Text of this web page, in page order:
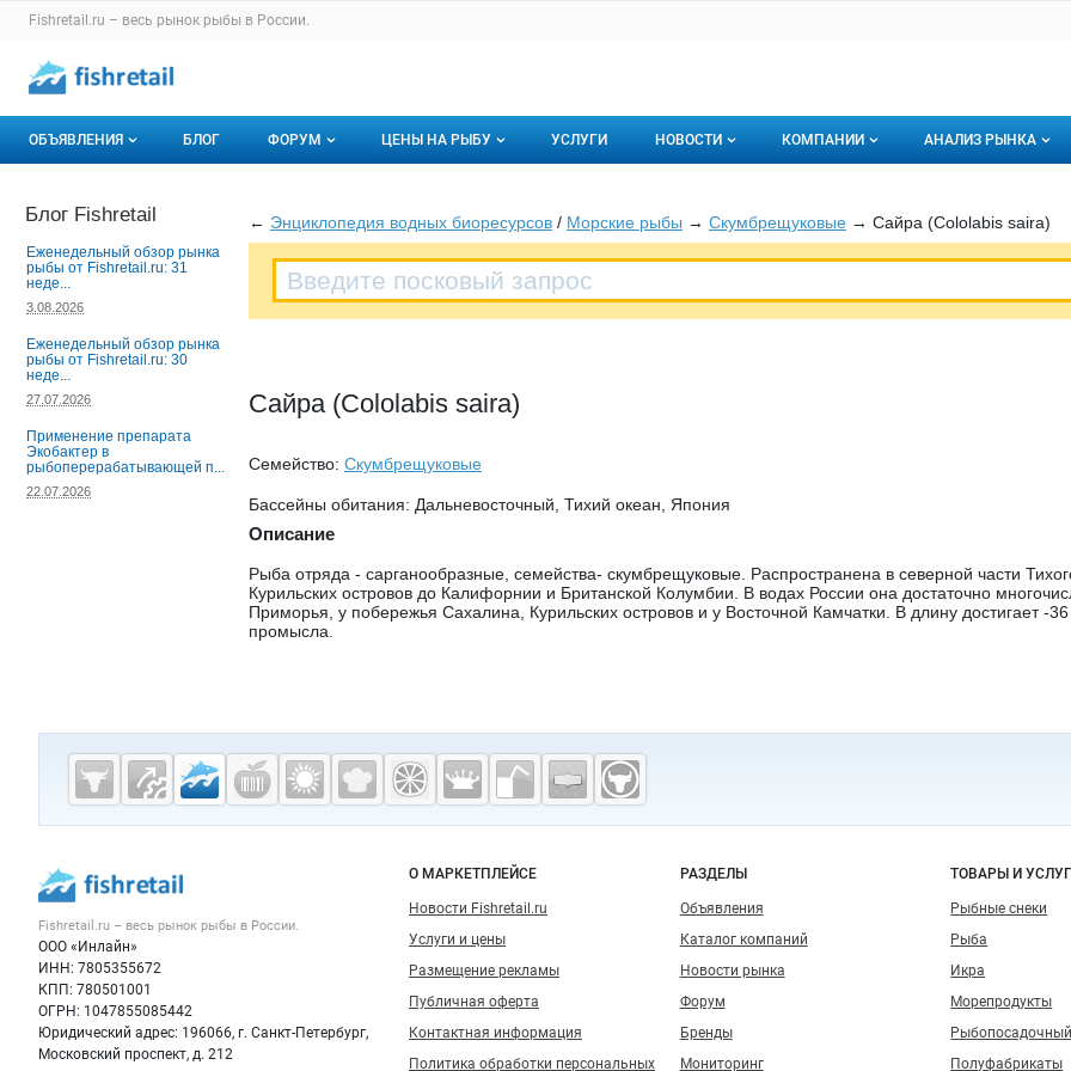
Раздел навигации по сайту fishretail.ru
Fishretail.ru – весь рынок рыбы в России.
Авторизация и меню пользователя
Навигация по разделам сайта fishretail.ru
ОБЪЯВЛЕНИЯ
Горячее предложение
Мои объявления
БЛОГ ФОРУМ
Избранные
С моим участием
ЦЕНЫ НА РЫБУ
Актуальные мониторинги
Динамика цен
УСЛУГИ НОВОСТИ КОМПАНИИ
О каталоге компаний
АНАЛИЗ РЫНКА
Подписаться на
← Энциклопедия водных биоресурсов / Морские рыбы → Скумбрещуковые → Сайра (Cololabis saira)
Сайра (Cololabis saira)
Семейство: Скумбрещуковые
Бассейны обитания: Дальневосточный, Тихий океан, Япония
Описание
Рыба отряда - сарганообразные, семейства- скумбрещуковые. Распространена в северной части
Курильских островов до Калифорнии и Британской Колумбии. В водах России она достаточно
Приморья, у побережья Сахалина, Курильских островов и у Восточной Камчатки. В длину достигает -
промысла.
Блог Fishretail
Еженедельный обзор рынка
рыбы от Fishretail.ru: 31
неде...
3.08.2026
Еженедельный обзор рынка
рыбы от Fishretail.ru: 30
неде...
27.07.2026
Применение препарата
Экобактер в
рыбоперерабатывающей п...
22.07.2026
Дополнительная информация
Cсылки на полезные проекты
Fishretail.ru —
рыба,
Важные разделы и контакты
Fishretail.ru – весь рынок рыбы в России.
ООО «Инлайн»
ИНН: 7805355672
КПП: 780501001
ОГРН: 1047855085442
Юридический адрес: 196066, г. Санкт-Петербург,
Московский проспект, д. 212
Навигация по сайту
О МАРКЕТПЛЕЙСЕ
Новости Fishretail.ru
Услуги и цены
Размещение рекламы
Публичная оферта
Контактная информация
Политика обработки персональных
РАЗДЕЛЫ
Объявления
Каталог компаний
Новости рынка
Форум
Бренды
Мониторинг
ТОВАРЫ И
Рыбные снеки
Рыба
Икра
Морепродукты
Полуфабрикаты